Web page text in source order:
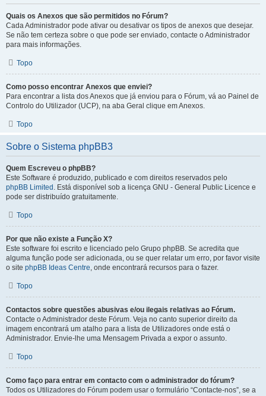
Quais os Anexos que são permitidos no Fórum?
Cada Administrador pode ativar ou desativar os tipos de anexos que desejar.
Se não tem certeza sobre o que pode ser enviado, contacte o Administrador
para mais informações.
Topo
Como posso encontrar Anexos que enviei?
Para encontrar a lista dos Anexos que já enviou para o Fórum, vá ao Painel de
Controlo do Utilizador (UCP), na aba Geral clique em Anexos.
Topo
Sobre o Sistema phpBB3
Quem Escreveu o phpBB?
Este Software é produzido, publicado e com direitos reservados pelo
phpBB Limited . Está disponível sob a licença GNU - General Public Licence e
pode ser distribuído gratuitamente.
Topo
Por que não existe a Função X?
Este software foi escrito e licenciado pelo Grupo phpBB. Se acredita que
alguma função pode ser adicionada, ou se quer relatar um erro, por favor visite
o site phpBB Ideas Centre, onde encontrará recursos para o fazer.
Topo
Contactos sobre questões abusivas e/ou ilegais relativas ao Fórum.
Contacte o Administrador deste Fórum. Veja no canto superior direito da
imagem encontrará um atalho para a lista de Utilizadores onde está o
Administrador. Envie-lhe uma Mensagem Privada a expor o assunto.
Topo
Como faço para entrar em contacto com o administrador do fórum?
Todos os Utilizadores do Fórum podem usar o formulário “Contacte-nos”, se a